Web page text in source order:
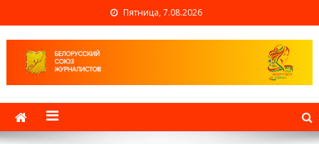
Пятница, 7.08.2026
Белорусский союз
журналистов